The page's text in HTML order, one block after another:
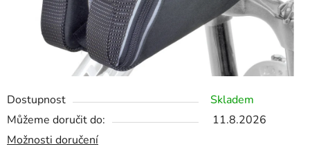
Dostupnost
Skladem
Můžeme doručit do:
11.8.2026
Možnosti doručení